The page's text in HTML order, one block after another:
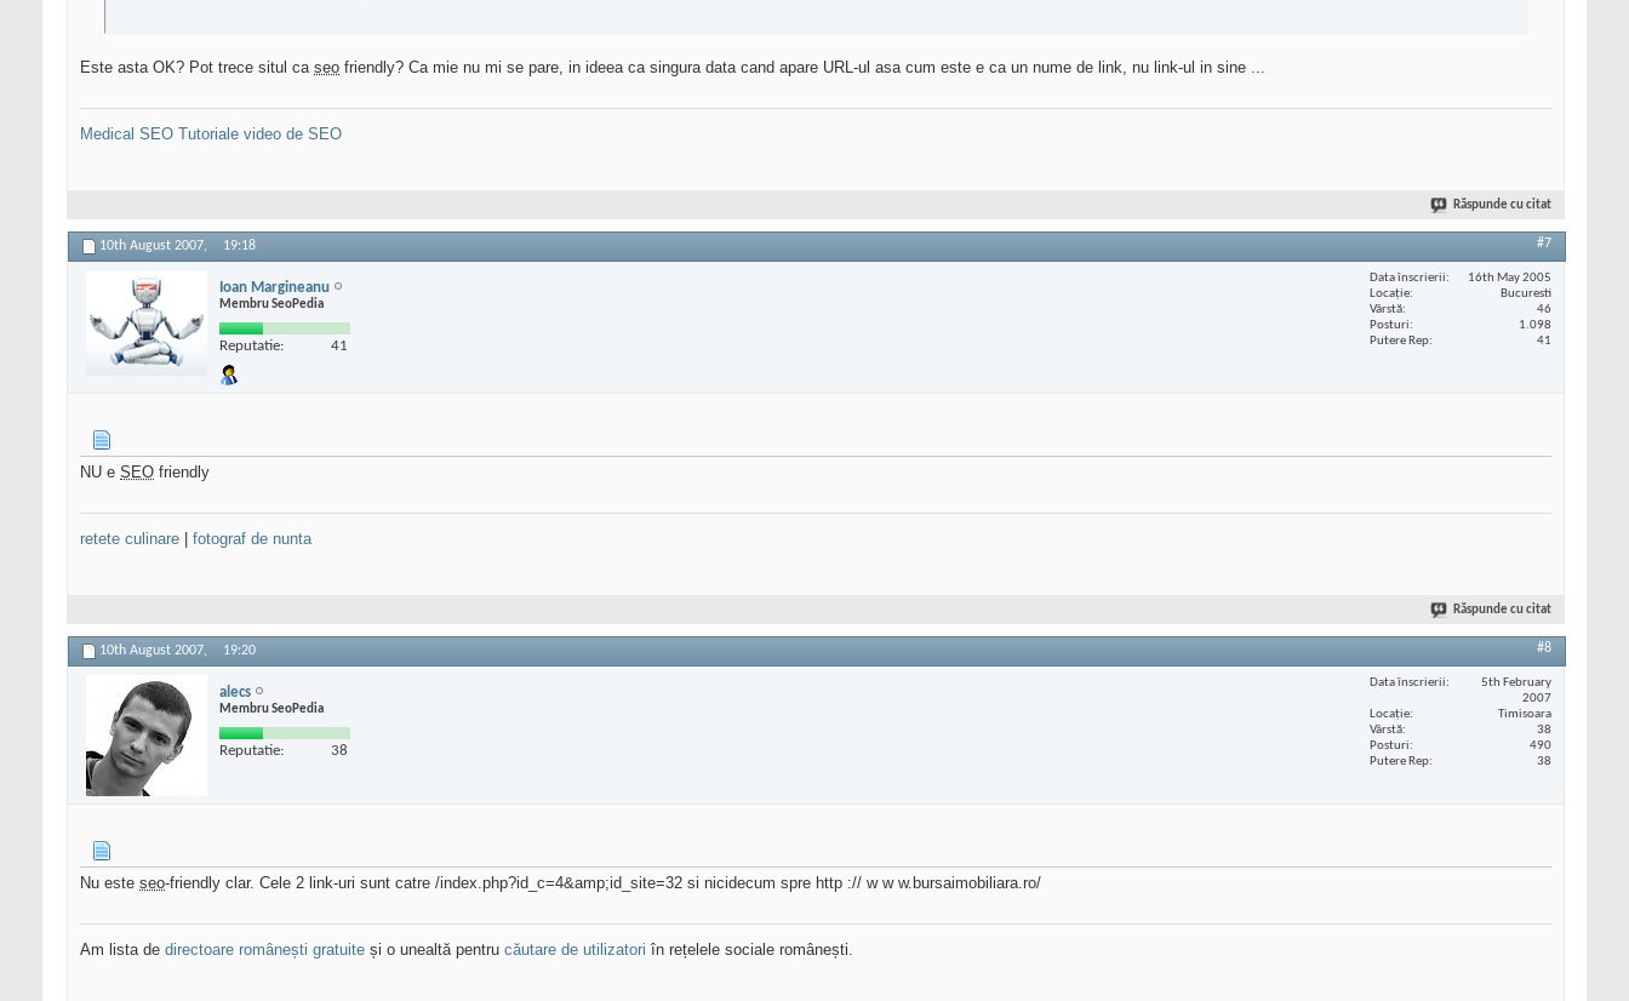
Este asta OK? Pot trece situl ca seo friendly? Ca mie nu mi se pare, in ideea ca singura data cand apare URL-ul asa cum este e ca un nume de link, nu link-ul in sine ...
Medical SEO Tutoriale video de SEO
Răspunde cu citat
10th August 2007, 19:18 #7
Ioan Margineanu
Membru SeoPedia
Reputatie: 41
Data înscrierii
16th May 2005
Locaţie
Bucuresti
Vârstă
46
Posturi
1.098
Putere Rep
41
NU e SEO friendly
retete culinare fotograf de nunta
Răspunde cu citat
10th August 2007, 19:20 #8
alecs
Membru SeoPedia
Reputatie: 38
Data înscrierii
5th February
2007
Locaţie
Timisoara
Vârstă
38
Posturi
490
Putere Rep
38
Nu este seo-friendly clar. Cele 2 link-uri sunt catre /index.php?id_c=4&amp;id_site=32 si nicidecum spre http :// w w w.bursaimobiliara.ro/
Am lista de directoare românești gratuite și o unealtă pentru căutare de utilizatori în rețelele sociale românești.